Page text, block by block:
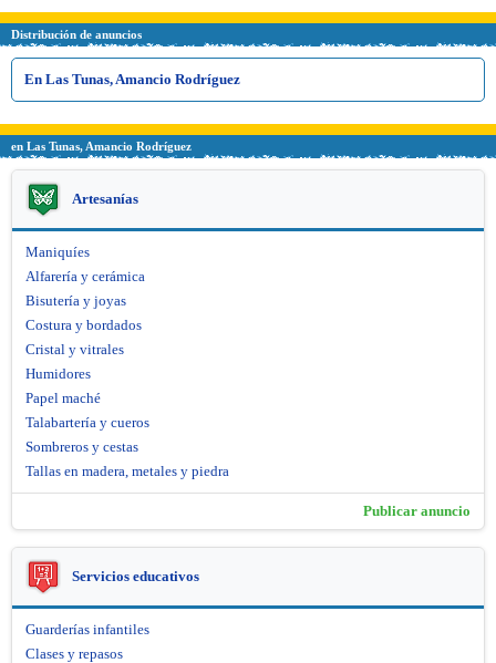
Distribución de anuncios
En Las Tunas, Amancio Rodríguez
en Las Tunas, Amancio Rodríguez
Artesanías
Maniquíes
Alfarería y cerámica
Bisutería y joyas
Costura y bordados
Cristal y vitrales
Humidores
Papel maché
Talabartería y cueros
Sombreros y cestas
Tallas en madera, metales y piedra
Publicar anuncio
Servicios educativos
Guarderías infantiles
Clases y repasos